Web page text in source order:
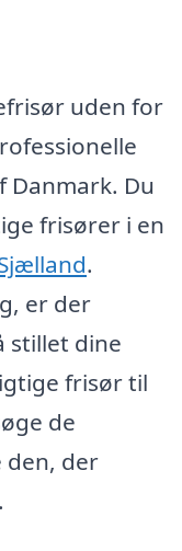
uden for
Danmark. Du
frisører i en
.
er der
stillet dine
frisør til
de
den, der